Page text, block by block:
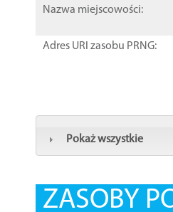
Nazwa miejscowości:
Adres URI zasobu PRNG:
Pokaż wszystkie
ZASOBY